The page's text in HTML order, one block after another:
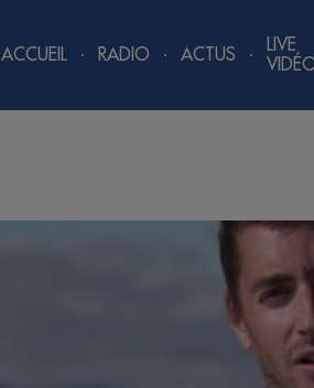
ACCUEIL RADIO ACTUS
LIVE